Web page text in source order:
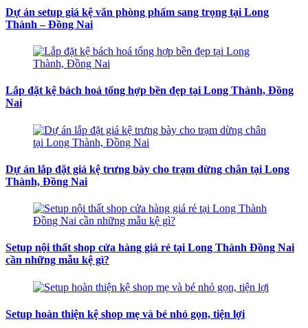
Dự án setup giá kệ văn phòng phẩm sang trọng tại Long
Thành – Đồng Nai
Lắp đặt kệ bách hoá tổng hợp bền đẹp tại Long Thành, Đồng
Nai
Dự án lắp đặt giá kệ trưng bày cho trạm dừng chân tại Long
Thành, Đồng Nai
Setup nội thất shop cửa hàng giá rẻ tại Long Thành Đồng Nai
cần những mẫu kệ gì?
Setup hoàn thiện kệ shop mẹ và bé nhỏ gọn, tiện lợi